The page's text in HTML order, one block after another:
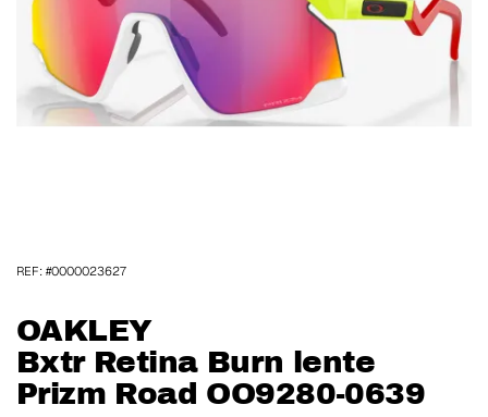
OAKLEY
Bxtr Retina Burn lente
Prizm Road OO9280-0639
REF: #0000023627